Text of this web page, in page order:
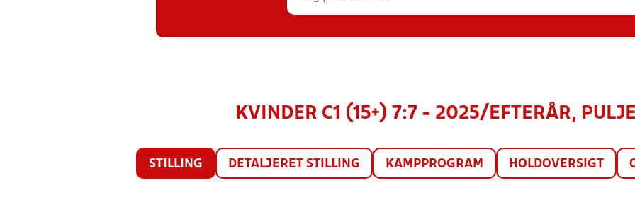
KVINDER C1 (15+) 7:7 - 2025/EFTERÅR,
STILLING DETALJERET STILLING KAMPPROGRAM HOLDOVERSIGT